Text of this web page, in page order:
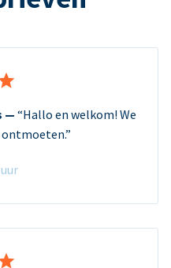
— “Hallo en welkom! We